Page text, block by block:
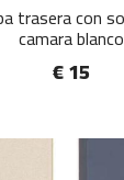
trasera con
camara blanco
€ 15